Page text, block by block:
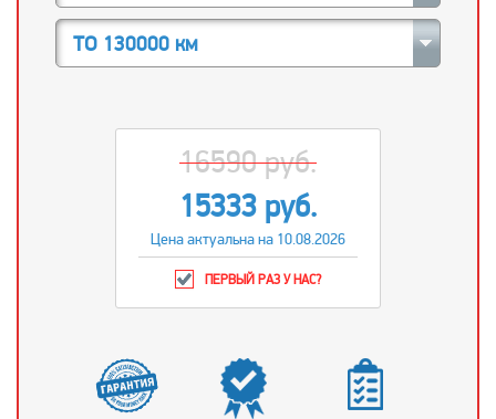
ТО 130000 км
16590 руб.
15333 руб.
Цена актуальна на 10.08.2026
ПЕРВЫЙ РАЗ У НАС?